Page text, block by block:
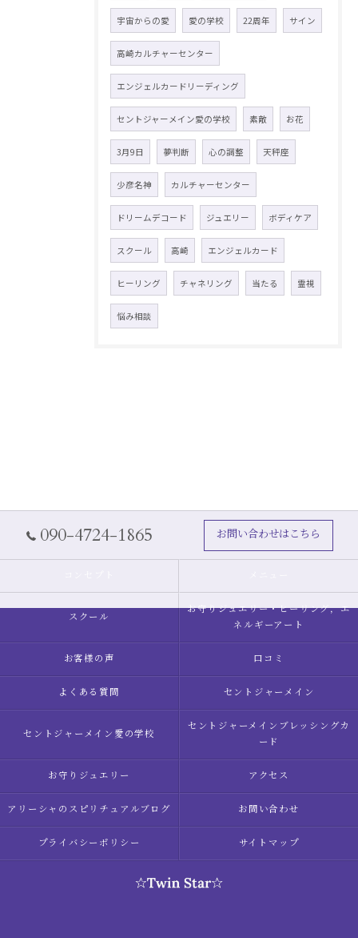
宇宙からの愛 愛の学校 22周年 サイン
高崎カルチャーセンター
エンジェルカードリーディング
セントジャーメイン愛の学校 素敵 お花
3月9日 夢判断 心の調整 天秤座
少彦名神 カルチャーセンター
ドリームデコード ジュエリー ボディケア
スクール 高崎 エンジェルカード
ヒーリング チャネリング 当たる 霊視
悩み相談
090-4724-1865 お問い合わせはこちら
スクール
お守りジュエリー・ヒーリング，エ
ネルギーアート
お客様の声 口コミ
よくある質問 セントジャーメイン
セントジャーメイン愛の学校
セントジャーメインブレッシングカ
ード
お守りジュエリー アクセス
アリーシャのスピリチュアルブログ お問い合わせ
プライバシーポリシー サイトマップ